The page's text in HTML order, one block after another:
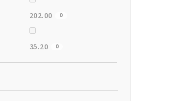
202.00 0
35.20 0